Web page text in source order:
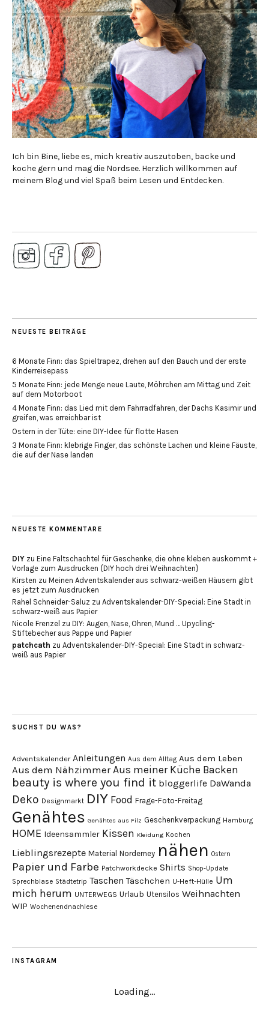
Ich bin Bine, liebe es, mich kreativ auszutoben, backe und
koche gern und mag die Nordsee. Herzlich willkommen auf
meinem Blog und viel Spaß beim Lesen und Entdecken.
NEUESTE BEITRÄGE
6 Monate Finn: das Spieltrapez, drehen auf den Bauch und der erste
Kinderreisepass
5 Monate Finn: jede Menge neue Laute, Möhrchen am Mittag und Zeit
auf dem Motorboot
4 Monate Finn: das Lied mit dem Fahrradfahren, der Dachs Kasimir und
greifen, was erreichbar ist
Ostern in der Tüte: eine DIY-Idee für flotte Hasen
3 Monate Finn: klebrige Finger, das schönste Lachen und kleine Fäuste,
die auf der Nase landen
NEUESTE KOMMENTARE
DIY zu Eine Faltschachtel für Geschenke, die ohne kleben auskommt +
Vorlage zum Ausdrucken {DIY hoch drei Weihnachten}
Kirsten zu Meinen Adventskalender aus schwarz-weißen Häusern gibt
es jetzt zum Ausdrucken
Rahel Schneider-Saluz zu Adventskalender-DIY-Special: Eine Stadt in
schwarz-weiß aus Papier
Nicole Frenzel zu DIY: Augen, Nase, Ohren, Mund … Upycling-
Stiftebecher aus Pappe und Papier
patchcath zu Adventskalender-DIY-Special: Eine Stadt in schwarz-
weiß aus Papier
SUCHST DU WAS?
Adventskalender Anleitungen Aus dem Alltag Aus dem Leben
Aus dem Nähzimmer Aus meiner Küche Backen
beauty is where you find it bloggerlife DaWanda
Deko Designmarkt DIY Food Frage-Foto-Freitag
Genähtes Genähtes aus Filz Geschenkverpackung Hamburg
HOME Ideensammler Kissen Kleidung Kochen
Lieblingsrezepte Material Norderney nähen Ostern
Papier und Farbe Patchworkdecke Shirts Shop-Update
Sprechblase Städtetrip Taschen Täschchen U-Heft-Hülle Um
mich herum UNTERWEGS Urlaub Utensilos Weihnachten
WIP Wochenendnachlese
INSTAGRAM
Loading...